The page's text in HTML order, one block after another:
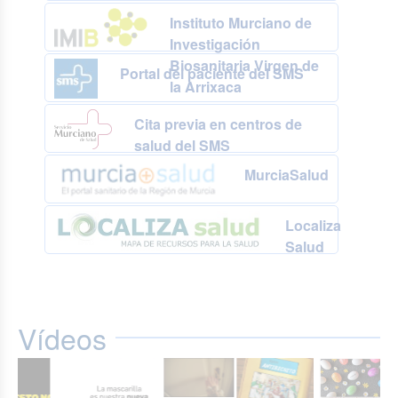
Instituto Murciano de
Investigación
Biosanitaria Virgen de
la Arrixaca
Portal del paciente del SMS
Cita previa en centros de
salud del SMS
MurciaSalud
Localiza
Salud
Vídeos